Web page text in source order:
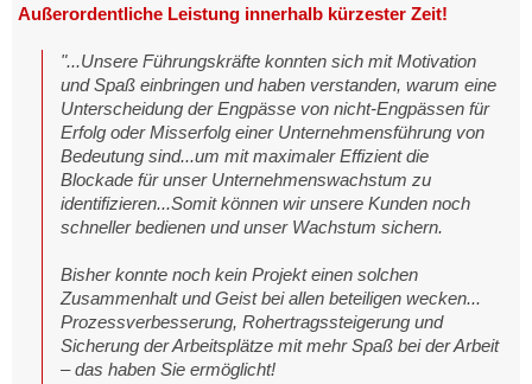
Außerordentliche Leistung innerhalb kürzester Zeit!
"...Unsere Führungskräfte konnten sich mit Motivation
und Spaß einbringen und haben verstanden, warum eine
Unterscheidung der Engpässe von nicht-Engpässen für
Erfolg oder Misserfolg einer Unternehmensführung von
Bedeutung sind...um mit maximaler Effizient die
Blockade für unser Unternehmenswachstum zu
identifizieren...Somit können wir unsere Kunden noch
schneller bedienen und unser Wachstum sichern.
Bisher konnte noch kein Projekt einen solchen
Zusammenhalt und Geist bei allen beteiligen wecken...
Prozessverbesserung, Rohertragssteigerung und
Sicherung der Arbeitsplätze mit mehr Spaß bei der Arbeit
– das haben Sie ermöglicht!